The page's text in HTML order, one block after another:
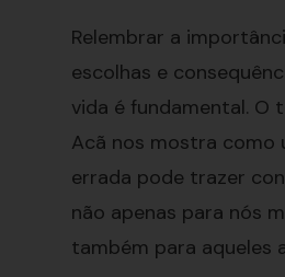
Relembrar a
escolhas e
vida é fundamental. O
Acã nos mostra como
errada pode trazer
não apenas para nós
também para aqueles